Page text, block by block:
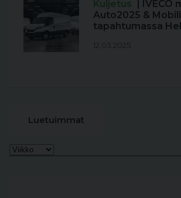
Kuljetus
| IVECO
Auto2025 &
tapahtumassa
12.03.2025
Luetuimmat